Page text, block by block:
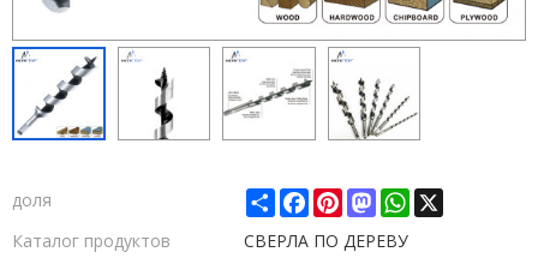
доля ShareFacebook
PinterestMastodonWhatsApp
X
Каталог продуктов
СВЕРЛА ПО ДЕРЕВУ